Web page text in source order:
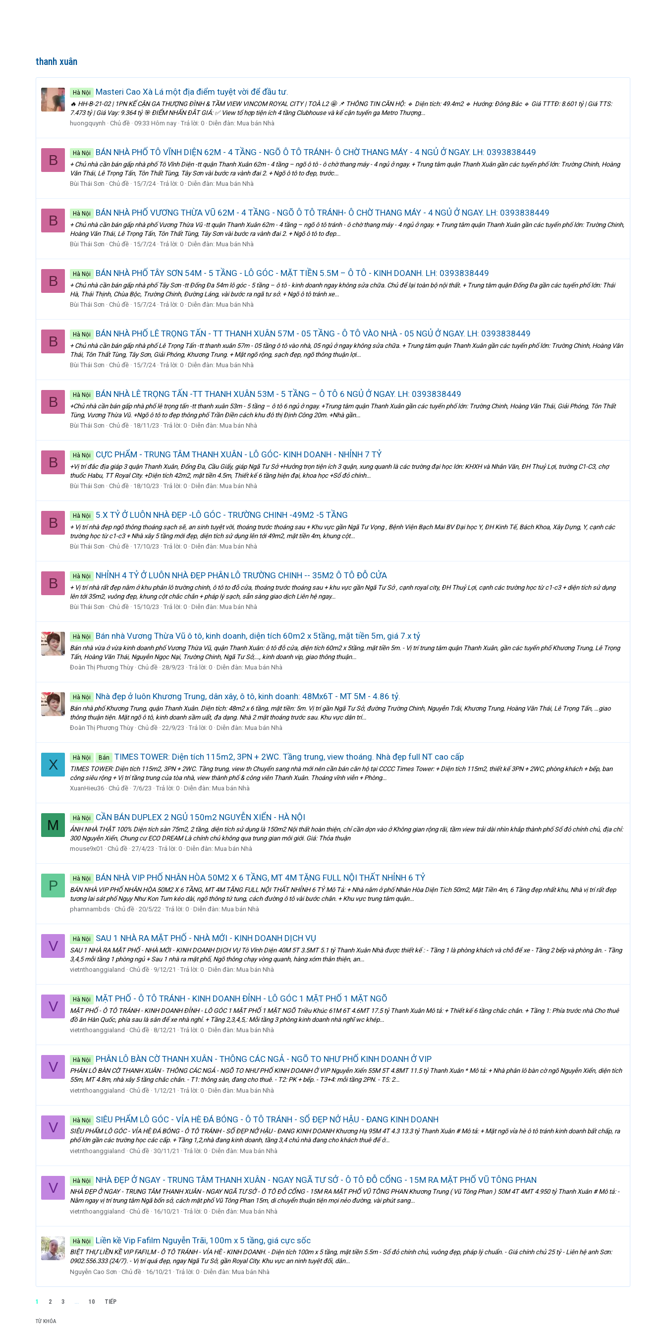
thanh xuân
Hà Nội Masteri Cao Xà Lá một địa điểm tuyệt vời để đầu tư.
🔥 HH-B-21-02 | 1PN KẾ CẬN GA THƯỢNG ĐÌNH & TẦM VIEW VINCOM ROYAL CITY | TOÀ L2 🤩 📌 THÔNG TIN CĂN HỘ: 🔹 Diện tích: 49.4m2 🔹 Hướng: Đông Bắc 🔹 Giá TTTĐ: 8.601 tỷ | Giá TTS:
7.473 tỷ | Giá Vay: 9.364 tỷ 🎯 ĐIỂM NHẤN ĐẮT GIÁ: ✅ View tổ hợp tiện ích 4 tầng Clubhouse và kế cận tuyến ga Metro Thượng...
huongquynh
Chủ đề 09:33 Hôm nay Trả lời: 0 Diễn đàn: Mua bán Nhà
B Hà Nội BÁN NHÀ PHỐ TÔ VĨNH DIỆN 62M - 4 TẦNG - NGÕ Ô TÔ TRÁNH- Ô CHỜ THANG MÁY - 4 NGỦ Ở NGAY. LH: 0393838449
+ Chủ nhà cần bán gấp nhà phố Tô Vĩnh Diện -tt quận Thanh Xuân 62m - 4 tầng – ngõ ô tô - ô chờ thang máy - 4 ngủ ở ngay. + Trung tâm quận Thanh Xuân gần các tuyến phố lớn: Trường Chinh, Hoàng
Văn Thái, Lê Trọng Tấn, Tôn Thất Tùng, Tây Sơn vài bước ra vành đai 2. + Ngõ ô tô to đẹp, trước...
Bùi Thái Sơn
Chủ đề 15/7/24 Trả lời: 0 Diễn đàn: Mua bán Nhà
B Hà Nội BÁN NHÀ PHỐ VƯƠNG THỪA VŨ 62M - 4 TẦNG - NGÕ Ô TÔ TRÁNH- Ô CHỜ THANG MÁY - 4 NGỦ Ở NGAY. LH: 0393838449
+ Chủ nhà cần bán gấp nhà phố Vương Thừa Vũ -tt quận Thanh Xuân 62m - 4 tầng – ngõ ô tô tránh - ô chờ thang máy - 4 ngủ ở ngay. + Trung tâm quận Thanh Xuân gần các tuyến phố lớn: Trường Chinh,
Hoàng Văn Thái, Lê Trọng Tấn, Tôn Thất Tùng, Tây Sơn vài bước ra vành đai 2. + Ngõ ô tô to đẹp...
Bùi Thái Sơn
Chủ đề 15/7/24 Trả lời: 0 Diễn đàn: Mua bán Nhà
B Hà Nội BÁN NHÀ PHỐ TÂY SƠN 54M - 5 TẦNG - LÔ GÓC - MẶT TIỀN 5.5M – Ô TÔ - KINH DOANH. LH: 0393838449
+ Chủ nhà cần bán gấp nhà phố Tây Sơn -tt Đống Đa 54m lô góc - 5 tầng – ô tô - kinh doanh ngay không sửa chữa. Chủ để lại toàn bộ nội thất. + Trung tâm quận Đống Đa gần các tuyến phố lớn: Thái
Hà, Thái Thịnh, Chùa Bộc, Trường Chinh, Đường Láng, vài bước ra ngã tư sở. + Ngõ ô tô tránh xe...
Bùi Thái Sơn
Chủ đề 15/7/24 Trả lời: 0 Diễn đàn: Mua bán Nhà
B Hà Nội BÁN NHÀ PHỐ LÊ TRỌNG TẤN - TT THANH XUÂN 57M - 05 TẦNG - Ô TÔ VÀO NHÀ - 05 NGỦ Ở NGAY. LH: 0393838449
+ Chủ nhà cần bán gấp nhà phố Lê Trọng Tấn -tt thanh xuân 57m - 05 tầng ô tô vào nhà, 05 ngủ ở ngay không sửa chữa. + Trung tâm quận Thanh Xuân gần các tuyến phố lớn: Trường Chinh, Hoàng Văn
Thái, Tôn Thất Tùng, Tây Sơn, Giải Phóng, Khương Trung. + Mặt ngõ rộng, sạch đẹp, ngõ thông thuận lợi...
Bùi Thái Sơn
Chủ đề 15/7/24 Trả lời: 0 Diễn đàn: Mua bán Nhà
B Hà Nội BÁN NHÀ LÊ TRỌNG TẤN -TT THANH XUÂN 53M - 5 TẦNG – Ô TÔ 6 NGỦ Ở NGAY. LH: 0393838449
+Chủ nhà cần bán gấp nhà phố lê trọng tấn -tt thanh xuân 53m - 5 tầng – ô tô 6 ngủ ở ngay. +Trung tâm quận Thanh Xuân gần các tuyến phố lớn: Trường Chinh, Hoàng Văn Thái, Giải Phóng, Tôn Thất
Tùng, Vương Thừa Vũ. +Ngõ ô tô to đẹp thông phố Trần Điền cách khu đô thị Định Công 20m. +Nhà gần...
Bùi Thái Sơn
Chủ đề 18/11/23 Trả lời: 0 Diễn đàn: Mua bán Nhà
B Hà Nội CỰC PHẨM - TRUNG TÂM THANH XUÂN - LÔ GÓC- KINH DOANH - NHỈNH 7 TỶ
+Vị trí đắc địa giáp 3 quận Thanh Xuân, Đống Đa, Cầu Giấy, giáp Ngã Tư Sở +Hưởng trọn tiện ích 3 quận, xung quanh là các trường đại học lớn: KHXH và Nhân Văn, ĐH Thuỷ Lợi, trường C1-C3, chợ
thuốc Habu, TT Royal City. +Diện tích 42m2, mặt tiền 4.5m, Thiết kế 6 tầng hiện đại, khoa học +Sổ đỏ chính...
Bùi Thái Sơn
Chủ đề 18/10/23 Trả lời: 0 Diễn đàn: Mua bán Nhà
B Hà Nội 5.X TỶ Ở LUÔN NHÀ ĐẸP -LÔ GÓC - TRƯỜNG CHINH -49M2 -5 TẦNG
+ Vị trí nhà đẹp ngõ thông thoáng sạch sẽ, an sinh tuyệt vời, thoáng trước thoáng sau + Khu vực gần Ngã Tư Vọng , Bệnh Viện Bạch Mai BV Đại học Y, ĐH Kinh Tế, Bách Khoa, Xây Dựng, Y, cạnh các
trường học từ c1-c3 + Nhà xây 5 tầng mới đẹp, diện tích sử dụng lên tới 49m2, mặt tiền 4m, khung cột...
Bùi Thái Sơn
Chủ đề 17/10/23 Trả lời: 0 Diễn đàn: Mua bán Nhà
B Hà Nội NHỈNH 4 TỶ Ở LUÔN NHÀ ĐẸP PHÂN LÔ TRƯỜNG CHINH -- 35M2 Ô TÔ ĐỖ CỬA
+ Vị trí nhà rất đẹp nằm ở khu phân lô trường chinh, ô tô to đỗ cửa, thoáng trước thoáng sau + khu vực gần Ngã Tư Sở , cạnh royal city, ĐH Thuỷ Lợi, cạnh các trường học từ c1-c3 + diện tích sử dụng
lên tới 35m2, vuông đẹp, khung cột chắc chắn + pháp lý sạch, sẵn sàng giao dịch Liên hệ ngay...
Bùi Thái Sơn
Chủ đề 15/10/23 Trả lời: 0 Diễn đàn: Mua bán Nhà
Hà Nội Bán nhà Vương Thừa Vũ ô tô, kinh doanh, diện tích 60m2 x 5tầng, mặt tiền 5m, giá 7.x tỷ
Bán nhà vừa ở vừa kinh doanh phố Vương Thừa Vũ, quận Thanh Xuân: ô tô đỗ cửa, diện tích 60m2 x 5tầng, mặt tiền 5m. - Vị trí trung tâm quận Thanh Xuân, gần các tuyến phố Khương Trung, Lê Trọng
Tấn, Hoàng Văn Thái, Nguyễn Ngọc Nại, Trường Chinh, Ngã Tư Sở,..., kinh doanh vip, giao thông thuận...
Đoàn Thị Phương Thùy Chủ đề 28/9/23 Trả lời: 0 Diễn đàn: Mua bán Nhà
Hà Nội Nhà đẹp ở luôn Khương Trung, dân xây, ô tô, kinh doanh: 48Mx6T - MT 5M - 4.86 tỷ.
Bán nhà phố Khương Trung, quận Thanh Xuân. Diện tích: 48m2 x 6 tầng, mặt tiền: 5m. Vị trí gần Ngã Tư Sở, đường Trường Chinh, Nguyễn Trãi, Khương Trung, Hoàng Văn Thái, Lê Trọng Tấn, …giao
thông thuận tiện. Mặt ngõ ô tô, kinh doanh sầm uất, đa dạng. Nhà 2 mặt thoáng trước sau. Khu vực dân trí...
Đoàn Thị Phương Thùy Chủ đề 22/9/23 Trả lời: 0 Diễn đàn: Mua bán Nhà
X Hà Nội Bán TIMES TOWER: Diện tích 115m2, 3PN + 2WC. Tầng trung, view thoáng. Nhà đẹp full NT cao cấp
TIMES TOWER: Diện tích 115m2, 3PN + 2WC. Tầng trung, view th Chuyển sang nhà mới nên cần bán căn hộ tại CCCC Times Tower: + Diện tích 115m2, thiết kế 3PN + 2WC, phòng khách + bếp, ban
công siêu rộng + Vị trí tầng trung của tòa nhà, view thành phố & công viên Thanh Xuân. Thoáng vĩnh viễn + Phòng...
XuanHieu36 Chủ đề 7/6/23 Trả lời: 0 Diễn đàn: Mua bán Nhà
M Hà Nội CẦN BÁN DUPLEX 2 NGỦ 150m2 NGUYỄN XIỂN - HÀ NỘI
ẢNH NHÀ THẬT 100% Diện tích sàn 75m2, 2 tầng, diện tích sử dụng là 150m2 Nội thất hoàn thiện, chỉ cần dọn vào ở Không gian rộng rãi, tầm view trải dài nhìn khắp thành phố Sổ đỏ chính chủ, địa chỉ:
300 Nguyễn Xiển, Chung cư ECO DREAM Là chính chủ không qua trung gian môi giới. Giá: Thỏa thuận
mouse9x01
Chủ đề 27/4/23 Trả lời: 0 Diễn đàn: Mua bán Nhà
P Hà Nội BÁN NHÀ VIP PHỐ NHÂN HÒA 50M2 X 6 TẦNG, MT 4M TẶNG FULL NỘI THẤT NHỈNH 6 TỶ
BÁN NHÀ VIP PHỐ NHÂN HÒA 50M2 X 6 TẦNG, MT 4M TẶNG FULL NỘI THẤT NHỈNH 6 TỶ Mô Tả: + Nhà nằm ở phố Nhân Hòa Diện Tích 50m2, Mặt Tiền 4m, 6 Tầng đẹp nhất khu, Nhà vị trí rất đẹp
tương lai sát phố Ngụy Như Kon Tum kéo dài, ngõ thông tứ tung, cách đường ô tô vài bước chân. + Khu vực trung tâm quận...
phamnambds Chủ đề 20/5/22 Trả lời: 0 Diễn đàn: Mua bán Nhà
V Hà Nội SAU 1 NHÀ RA MẶT PHỐ - NHÀ MỚI - KINH DOANH DỊCH VỤ
SAU 1 NHÀ RA MẶT PHỐ - NHÀ MỚI - KINH DOANH DỊCH VỤ Tô Vĩnh Diện 40M 5T 3.5MT 5.1 tỷ Thanh Xuân Nhà được thiết kế : - Tầng 1 là phòng khách và chỗ để xe - Tầng 2 bếp và phòng ăn. - Tầng
3,4,5 mỗi tầng 1 phòng ngủ + Sau 1 nhà ra mặt phố, Ngõ thông chạy vòng quanh, hàng xóm thân thiện, an...
vietnthoanggialand
Chủ đề 9/12/21 Trả lời: 0 Diễn đàn: Mua bán Nhà
V Hà Nội MẶT PHỐ - Ô TÔ TRÁNH - KINH DOANH ĐỈNH - LÔ GÓC 1 MẶT PHỐ 1 MẶT NGÕ
MẶT PHỐ - Ô TÔ TRÁNH - KINH DOANH ĐỈNH - LÔ GÓC 1 MẶT PHỐ 1 MẶT NGÕ Triều Khúc 61M 6T 4.6MT 17.5 tỷ Thanh Xuân Mô tả: + Thiết kế 6 tầng chắc chắn. + Tầng 1: Phía trước nhà Cho thuê
đồ ăn Hàn Quốc, phía sau là sân để xe nhà nghỉ. + Tầng 2,3,4,5,: Mỗi tầng 3 phòng kinh doanh nhà nghĩ wc khép...
vietnthoanggialand
Chủ đề 8/12/21 Trả lời: 0 Diễn đàn: Mua bán Nhà
V Hà Nội PHÂN LÔ BÀN CỜ THANH XUÂN - THÔNG CÁC NGẢ - NGÕ TO NHƯ PHỐ KINH DOANH Ở VIP
PHÂN LÔ BÀN CỜ THANH XUÂN - THÔNG CÁC NGẢ - NGÕ TO NHƯ PHỐ KINH DOANH Ở VIP Nguyễn Xiển 55M 5T 4.8MT 11.5 tỷ Thanh Xuân * Mô tả: + Nhà phân lô bàn cờ ngõ Nguyễn Xiển, diện tích
55m, MT 4.8m, nhà xây 5 tầng chắc chắn. - T1: thông sàn, đang cho thuê. - T2: PK + bếp. - T3+4: mỗi tầng 2PN. - T5: 2...
vietnthoanggialand
Chủ đề 1/12/21 Trả lời: 0 Diễn đàn: Mua bán Nhà
V Hà Nội SIÊU PHẨM LÔ GÓC - VỈA HÈ ĐÁ BÓNG - Ô TÔ TRÁNH - SỔ ĐẸP NỞ HẬU - ĐANG KINH DOANH
SIÊU PHẨM LÔ GÓC - VỈA HÈ ĐÁ BÓNG - Ô TÔ TRÁNH - SỔ ĐẸP NỞ HẬU - ĐANG KINH DOANH Khương Hạ 95M 4T 4.3 13.3 tỷ Thanh Xuân # Mô tả: + Mặt ngõ vỉa hè ô tô tránh kinh doanh bất chấp, ra
phố lớn gần các trường học các cấp. + Tầng 1,2,nhà đang kinh doanh, tầng 3,4 chủ nhà đang cho khách thuê để ở...
vietnthoanggialand
Chủ đề 30/11/21 Trả lời: 0 Diễn đàn: Mua bán Nhà
V Hà Nội NHÀ ĐẸP Ở NGAY - TRUNG TÂM THANH XUÂN - NGAY NGÃ TƯ SỞ - Ô TÔ ĐỖ CỔNG - 15M RA MẶT PHỐ VŨ TÔNG PHAN
NHÀ ĐẸP Ở NGAY - TRUNG TÂM THANH XUÂN - NGAY NGÃ TƯ SỞ - Ô TÔ ĐỖ CỔNG - 15M RA MẶT PHỐ VŨ TÔNG PHAN Khương Trung ( Vũ Tông Phan ) 50M 4T 4MT 4.950 tỷ Thanh Xuân # Mô tả: -
Nằm ngay vị trí trung tâm Ngã bốn sở, cách mặt phố Vũ Tông Phan 15m, di chuyển thuận tiện mọi nẻo đường, vài phút sang...
vietnthoanggialand
Chủ đề 16/10/21 Trả lời: 0 Diễn đàn: Mua bán Nhà
Hà Nội Liền kề Vip Fafilm Nguyễn Trãi, 100m x 5 tầng, giá cực sốc
BIỆT THỰ LIỀN KỀ VIP FAFILM - Ô TÔ TRÁNH - VỈA HÈ - KINH DOANH. - Diện tích 100m x 5 tầng, mặt tiền 5.5m - Sổ đỏ chính chủ, vuông đẹp, pháp lý chuẩn. - Giá chính chủ 25 tỷ - Liên hệ anh Sơn:
0902.556.333 (24/7). - Vị trí quá đẹp, ngay Ngã Tư Sở, gần Royal City. Khu vực an ninh tuyệt đối, dân...
Nguyễn Cao Sơn
Chủ đề 16/10/21 Trả lời: 0 Diễn đàn: Mua bán Nhà
1 2 3 10 TIẾP
TỪ KHÓA